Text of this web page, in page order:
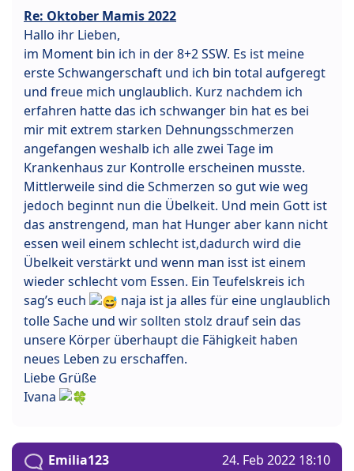
Re: Oktober Mamis 2022
Hallo ihr Lieben,
im Moment bin ich in der 8+2 SSW. Es ist meine
erste Schwangerschaft und ich bin total aufgeregt
und freue mich unglaublich. Kurz nachdem ich
erfahren hatte das ich schwanger bin hat es bei
mir mit extrem starken Dehnungsschmerzen
angefangen weshalb ich alle zwei Tage im
Krankenhaus zur Kontrolle erscheinen musste.
Mittlerweile sind die Schmerzen so gut wie weg
jedoch beginnt nun die Übelkeit. Und mein Gott ist
das anstrengend, man hat Hunger aber kann nicht
essen weil einem schlecht ist,dadurch wird die
Übelkeit verstärkt und wenn man isst ist einem
wieder schlecht vom Essen. Ein Teufelskreis ich
sag’s euch
naja ist ja alles für eine unglaublich
tolle Sache und wir sollten stolz drauf sein das
unsere Körper überhaupt die Fähigkeit haben
neues Leben zu erschaffen.
Liebe Grüße
Ivana
Emilia123 24. Feb 2022 18:10